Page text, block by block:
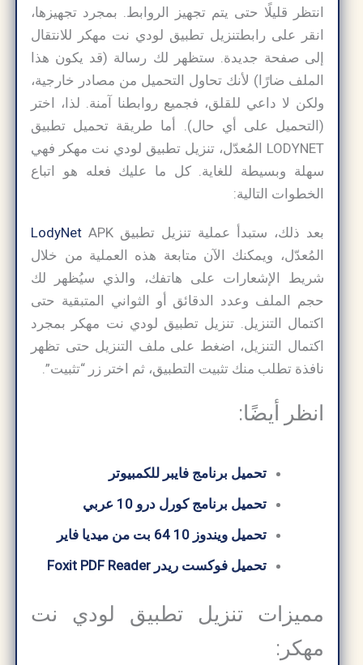
انتظر قليلًا حتى يتم تجهيز الروابط. بمجرد تجهيزها،
انقر على رابطتنزيل تطبيق لودي نت مهكر للانتقال
إلى صفحة جديدة. ستظهر لك رسالة (قد يكون هذا
الملف ضارًا) لأنك تحاول التحميل من مصادر خارجية،
ولكن لا داعي للقلق، فجميع روابطنا آمنة. لذا، اختر
(التحميل على أي حال). أما طريقة تحميل تطبيق
LODYNET المُعدّل، تنزيل تطبيق لودي نت مهكر فهي
سهلة وبسيطة للغاية. كل ما عليك فعله هو اتباع
الخطوات التالية:
بعد ذلك، ستبدأ عملية تنزيل تطبيق LodyNetAPK
المُعدّل، ويمكنك الآن متابعة هذه العملية من خلال
شريط الإشعارات على هاتفك، والذي سيُظهر لك
حجم الملف وعدد الدقائق أو الثواني المتبقية حتى
اكتمال التنزيل. تنزيل تطبيق لودي نت مهكر بمجرد
اكتمال التنزيل، اضغط على ملف التنزيل حتى تظهر
نافذة تطلب منك تثبيت التطبيق، ثم اختر زر “تثبيت”.
انظر أيضًا:
تحميل برنامج فايبر للكمبيوتر
تحميل برنامج كورل درو 10 عربي
تحميل ويندوز 10 64 بت من ميديا ​​فاير
تحميل فوكست ريدر Foxit PDF Reader
مميزات تنزيل تطبيق لودي نت
مهكر: